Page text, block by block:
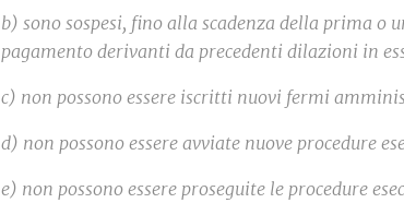
b) sono sospesi, fino alla scadenza della prima
pagamento derivanti da precedenti dilazioni in
c) non possono essere iscritti nuovi fermi
d) non possono essere avviate nuove procedure
e) non possono essere proseguite le procedure